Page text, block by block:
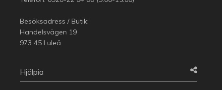
Besöksadress / Butik:
Handelsvägen 19
973 45 Luleå
Hjälpia